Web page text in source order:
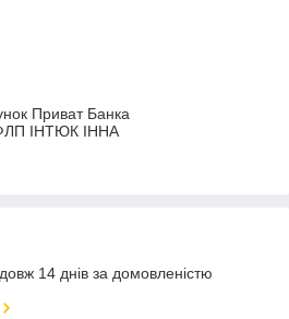
Приват Банка
ІНТЮК ІННА
14 днів за домовленістю